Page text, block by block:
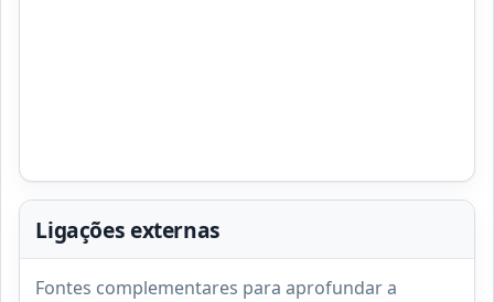
Ligações externas
Fontes complementares para aprofundar a